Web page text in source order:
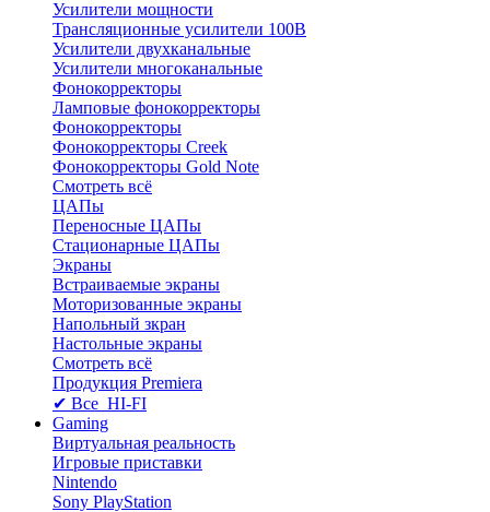
Усилители мощности
Трансляционные усилители 100В
Усилители двухканальные
Усилители многоканальные
Фонокорректоры
Ламповые фонокорректоры
Фонокорректоры
Фонокорректоры Creek
Фонокорректоры Gold Note
Смотреть всё
ЦАПы
Переносные ЦАПы
Стационарные ЦАПы
Экраны
Встраиваемые экраны
Моторизованные экраны
Напольный зкран
Настольные экраны
Смотреть всё
Продукция Premiera
✔ Все HI-FI
Gaming
Виртуальная реальность
Игровые приставки
Nintendo
Sony PlayStation